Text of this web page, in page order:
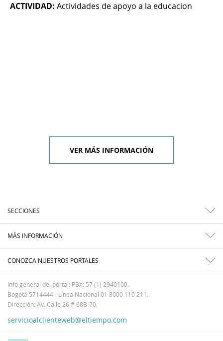
ACTIVIDAD: Actividades de apoyo a la educacion
VER MÁS INFORMACIÓN
SECCIONES
MÁS INFORMACIÓN
CONOZCA NUESTROS PORTALES
Info general del portal: PBX: 57 (1) 2940100.
Bogotá 5714444 - Línea Nacional 01 8000 110 211.
Dirección: Av. Calle 26 # 68B-70.
servicioalclienteweb@eltiempo.com